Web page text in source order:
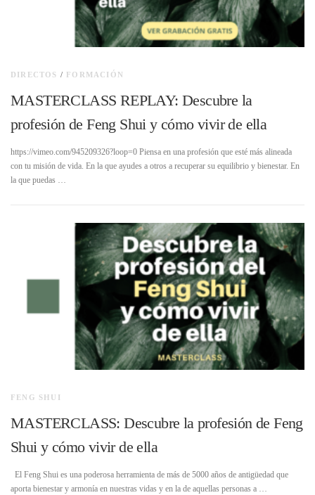
DIRECTOS / FORMACIÓN
MASTERCLASS REPLAY: Descubre la
profesión de Feng Shui y cómo vivir de ella
https://vimeo.com/945209326?loop=0 Piensa en una profesión que esté más alineada
con tu misión de vida. En la que ayudes a otros a recuperar su equilibrio y bienestar. En
la que puedas …
FENG SHUI
MASTERCLASS: Descubre la profesión de Feng
Shui y cómo vivir de ella
El Feng Shui es una poderosa herramienta de más de 5000 años de antigüedad que
aporta bienestar y armonía en nuestras vidas y en la de aquellas personas a …